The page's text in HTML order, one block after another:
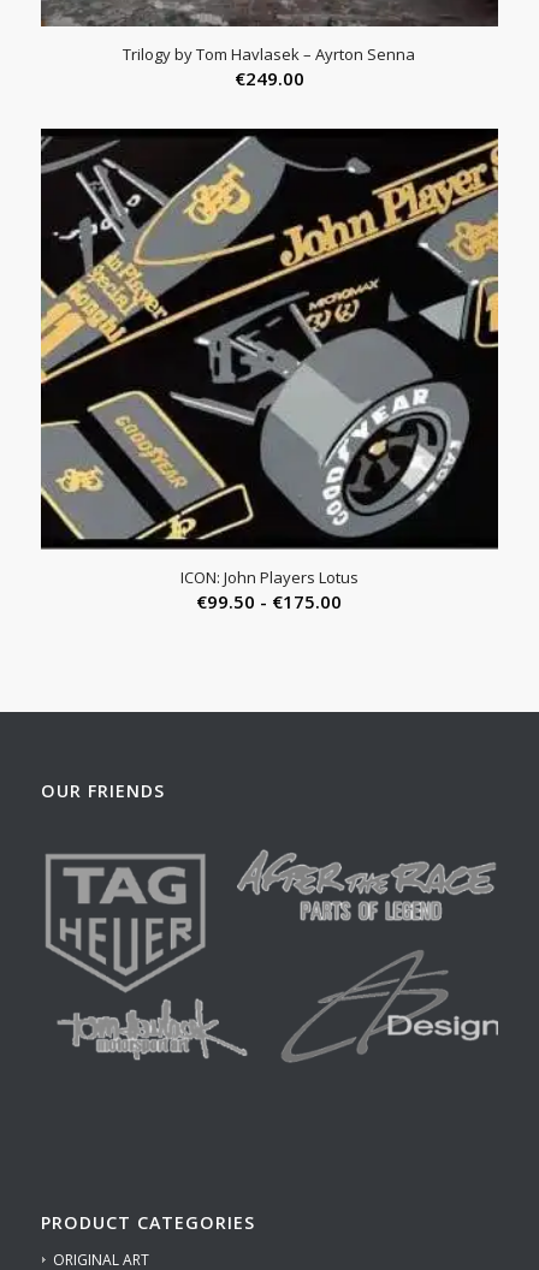
Trilogy by Tom Havlasek – Ayrton Senna
€249.00
ICON: John Players Lotus
€99.50 - €175.00
OUR FRIENDS
PRODUCT CATEGORIES
ORIGINAL ART